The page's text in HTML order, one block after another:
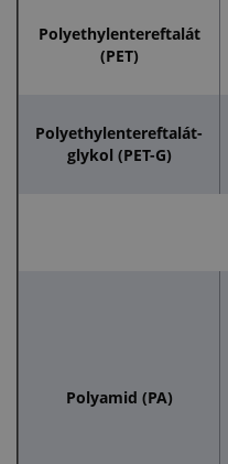
Polyethylentereftalát
(PET)
Polyethylentereftalát-
glykol (PET-G)
Polyamid (PA)